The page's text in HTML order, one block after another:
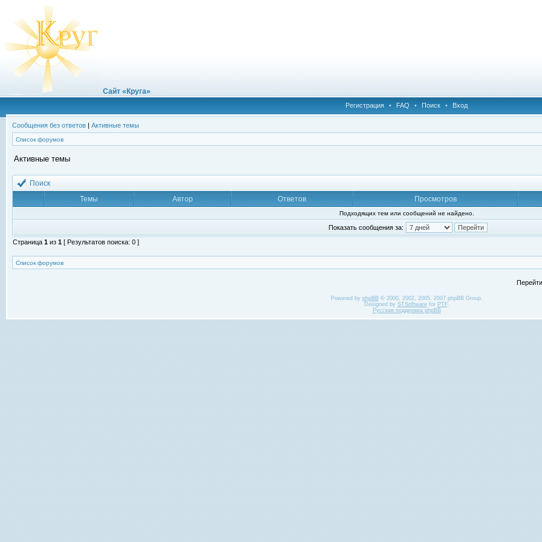
Сайт «Круга»
Регистрация • FAQ • Поиск • Вход
Сообщения без ответов | Активные темы
Список форумов
Активные темы
Поиск
Темы
Автор Ответов Просмотров
Подходящих тем или сообщений не найдено.
Показать сообщения за:
Страница 1 из 1 [ Результатов поиска: 0 ]
Список форумов
Powered by phpBB© 2000, 2002, 2005, 2007 phpBB Group.
Designed by STSoftwarefor PTF.
Русская поддержка phpBB